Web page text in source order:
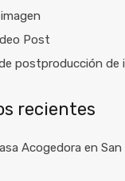
Post
postproducción de
recientes
Acogedora en San